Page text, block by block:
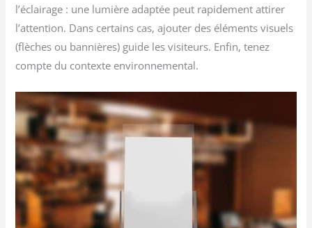
l’éclairage : une lumière adaptée peut rapidement attirer
l’attention. Dans certains cas, ajouter des éléments visuels
(flèches ou bannières) guide les visiteurs. Enfin, tenez
compte du contexte environnemental.